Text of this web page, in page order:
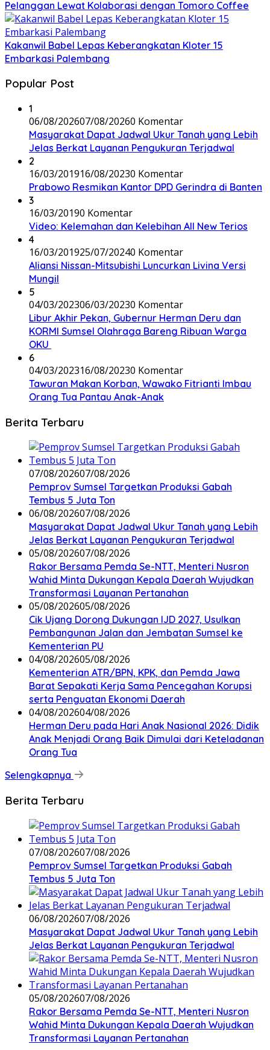
Pelanggan Lewat Kolaborasi dengan Tomoro Coffee
Kakanwil Babel Lepas Keberangkatan Kloter 15
Embarkasi Palembang
Popular Post
1
06/08/202607/08/20260 Komentar
Masyarakat Dapat Jadwal Ukur Tanah yang Lebih
Jelas Berkat Layanan Pengukuran Terjadwal
2
16/03/201916/08/20230 Komentar
Prabowo Resmikan Kantor DPD Gerindra di Banten
3
16/03/20190 Komentar
Video: Kelemahan dan Kelebihan All New Terios
4
16/03/201925/07/20240 Komentar
Aliansi Nissan-Mitsubishi Luncurkan Livina Versi
Mungil
5
04/03/202306/03/20230 Komentar
Libur Akhir Pekan, Gubernur Herman Deru dan
KORMI Sumsel Olahraga Bareng Ribuan Warga
OKU
6
04/03/202316/08/20230 Komentar
Tawuran Makan Korban, Wawako Fitrianti Imbau
Orang Tua Pantau Anak-Anak
Berita Terbaru
07/08/202607/08/2026
Pemprov Sumsel Targetkan Produksi Gabah
Tembus 5 Juta Ton
06/08/202607/08/2026
Masyarakat Dapat Jadwal Ukur Tanah yang Lebih
Jelas Berkat Layanan Pengukuran Terjadwal
05/08/202607/08/2026
Rakor Bersama Pemda Se-NTT, Menteri Nusron
Wahid Minta Dukungan Kepala Daerah Wujudkan
Transformasi Layanan Pertanahan
05/08/202605/08/2026
Cik Ujang Dorong Dukungan IJD 2027, Usulkan
Pembangunan Jalan dan Jembatan Sumsel ke
Kementerian PU
04/08/202605/08/2026
Kementerian ATR/BPN, KPK, dan Pemda Jawa
Barat Sepakati Kerja Sama Pencegahan Korupsi
serta Penguatan Ekonomi Daerah
04/08/202604/08/2026
Herman Deru pada Hari Anak Nasional 2026: Didik
Anak Menjadi Orang Baik Dimulai dari Keteladanan
Orang Tua
Selengkapnya
Berita Terbaru
07/08/202607/08/2026
Pemprov Sumsel Targetkan Produksi Gabah
Tembus 5 Juta Ton
06/08/202607/08/2026
Masyarakat Dapat Jadwal Ukur Tanah yang Lebih
Jelas Berkat Layanan Pengukuran Terjadwal
05/08/202607/08/2026
Rakor Bersama Pemda Se-NTT, Menteri Nusron
Wahid Minta Dukungan Kepala Daerah Wujudkan
Transformasi Layanan Pertanahan